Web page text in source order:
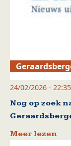
24/02/2026 - 22:35
Nog op zoek
Meer lezen